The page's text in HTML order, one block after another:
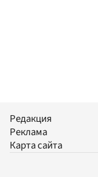
Редакция
Реклама
Карта сайта